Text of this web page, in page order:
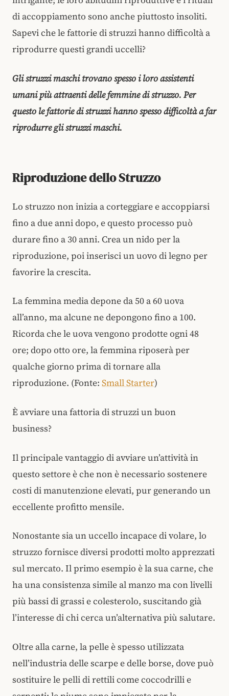
di accoppiamento sono anche piuttosto insoliti.
Sapevi che le fattorie di struzzi hanno difficoltà a
riprodurre questi grandi uccelli?
Gli struzzi maschi trovano spesso i loro assistenti
umani più attraenti delle femmine di struzzo. Per
questo le fattorie di struzzi hanno spesso difficoltà a far
riprodurre gli struzzi maschi.
Riproduzione dello Struzzo
Lo struzzo non inizia a corteggiare e accoppiarsi
fino a due anni dopo, e questo processo può
durare fino a 30 anni. Crea un nido per la
riproduzione, poi inserisci un uovo di legno per
favorire la crescita.
La femmina media depone da 50 a 60 uova
all’anno, ma alcune ne depongono fino a 100.
Ricorda che le uova vengono prodotte ogni 48
ore; dopo otto ore, la femmina riposerà per
qualche giorno prima di tornare alla
riproduzione. (Fonte: Small Starter)
È avviare una fattoria di struzzi un buon
business?
Il principale vantaggio di avviare un’attività in
questo settore è che non è necessario sostenere
costi di manutenzione elevati, pur generando un
eccellente profitto mensile.
Nonostante sia un uccello incapace di volare, lo
struzzo fornisce diversi prodotti molto apprezzati
sul mercato. Il primo esempio è la sua carne, che
ha una consistenza simile al manzo ma con livelli
più bassi di grassi e colesterolo, suscitando già
l’interesse di chi cerca un’alternativa più salutare.
Oltre alla carne, la pelle è spesso utilizzata
nell’industria delle scarpe e delle borse, dove può
sostituire le pelli di rettili come coccodrilli e